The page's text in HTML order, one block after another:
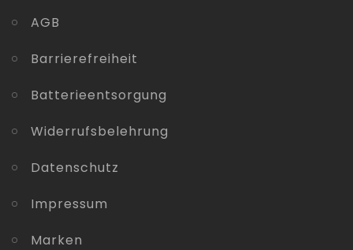
AGB
Barrierefreiheit
Batterieentsorgung
Widerrufsbelehrung
Datenschutz
Impressum
Marken